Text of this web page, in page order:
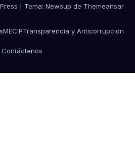
Tema: Newsup de Themeansar
MECIPTransparencia y Anticorrupción
Contáctenos